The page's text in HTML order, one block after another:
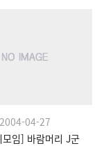
2004-04-27
임] 바람머리 J군